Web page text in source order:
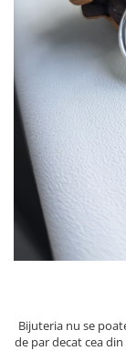
Bijuteria nu se
de par decat cea